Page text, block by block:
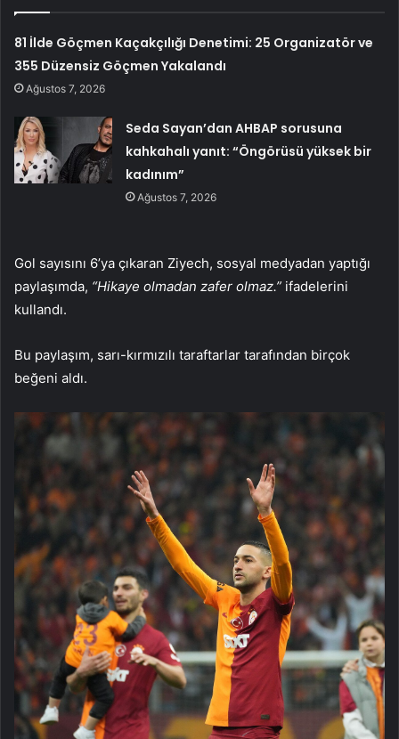
81 İlde Göçmen Kaçakçılığı Denetimi: 25 Organizatör ve
355 Düzensiz Göçmen Yakalandı
Ağustos 7, 2026
Seda Sayan’dan AHBAP sorusuna
kahkahalı yanıt: “Öngörüsü yüksek bir
kadınım”
Ağustos 7, 2026
Gol sayısını 6’ya çıkaran Ziyech, sosyal medyadan yaptığı
paylaşımda, “Hikaye olmadan zafer olmaz.” ifadelerini
kullandı.
Bu paylaşım, sarı-kırmızılı taraftarlar tarafından birçok
beğeni aldı.